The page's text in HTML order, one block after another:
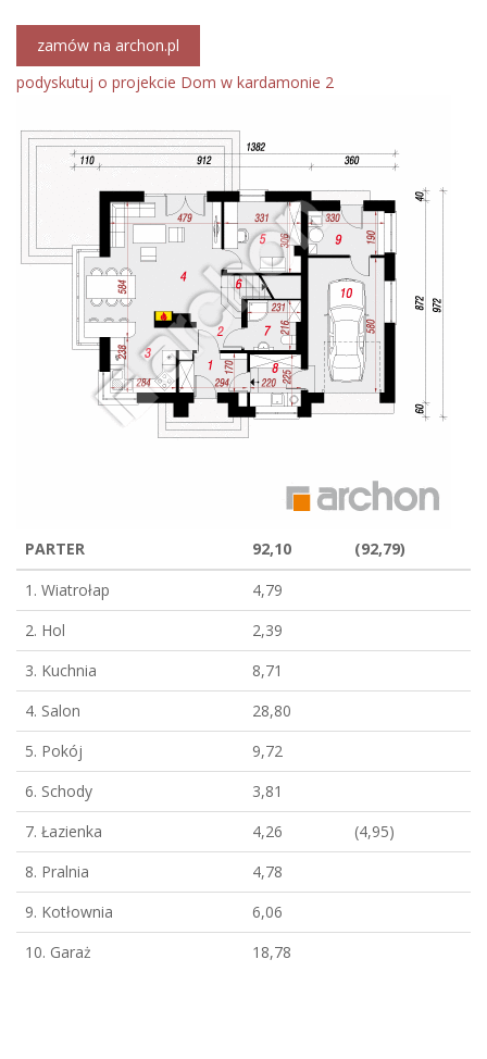
zamów na archon.pl
podyskutuj o projekcie Dom w kardamonie 2
PARTER 92,10
(92,79)
1. Wiatrołap
4,79
2. Hol
2,39
3. Kuchnia
8,71
4. Salon
28,80
5. Pokój
9,72
6. Schody
3,81
7. Łazienka
4,26
(4,95)
8. Pralnia
4,78
9. Kotłownia
6,06
10. Garaż
18,78